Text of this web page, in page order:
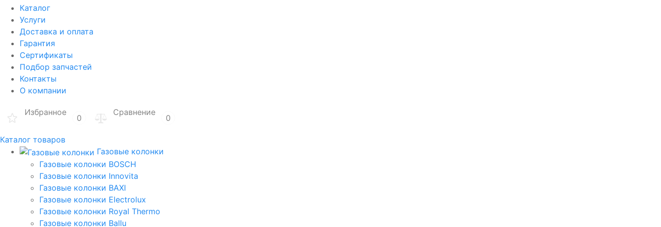
Каталог
Услуги
Доставка и оплата
Гарантия
Сертификаты
Подбор запчастей
Контакты
О компании
Избранное
0
Сравнение
0
Каталог товаров
Газовые колонки
Газовые колонки BOSCH
Газовые колонки Innovita
Газовые колонки BAXI
Газовые колонки Electrolux
Газовые колонки Royal Thermo
Газовые колонки Ballu